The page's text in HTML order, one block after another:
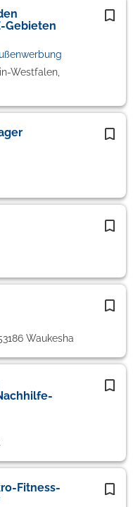
Gebieten
Westfalen,
Waukesha
Fitness-